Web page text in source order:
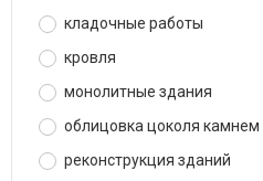
кладочные работы
кровля
монолитные здания
облицовка цоколя камнем
реконструкция зданий